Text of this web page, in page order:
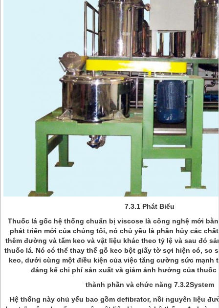
7.3.1 Phát Biểu
Thuốc lá gốc hệ thống chuẩn bị viscose là công nghệ mới
phát triển mới của chúng tôi, nó chủ yếu là phân hủy các
thêm đường và tấm keo và vật liệu khác theo tỷ lệ và sau đó
thuốc lá. Nó có thể thay thế gỗ keo bột giấy tờ sợi hiện có, so
keo, dưới cùng một điều kiện của việc tăng cường sức mạnh
đáng kể chi phí sản xuất và giảm ảnh hưởng của thuốc
thành phần và chức năng 7.3.2System
Hệ thống này chủ yếu bao gồm defibrator, nồi nguyên liệu